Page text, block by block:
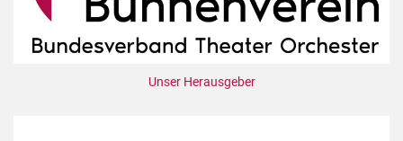
Unser Herausgeber